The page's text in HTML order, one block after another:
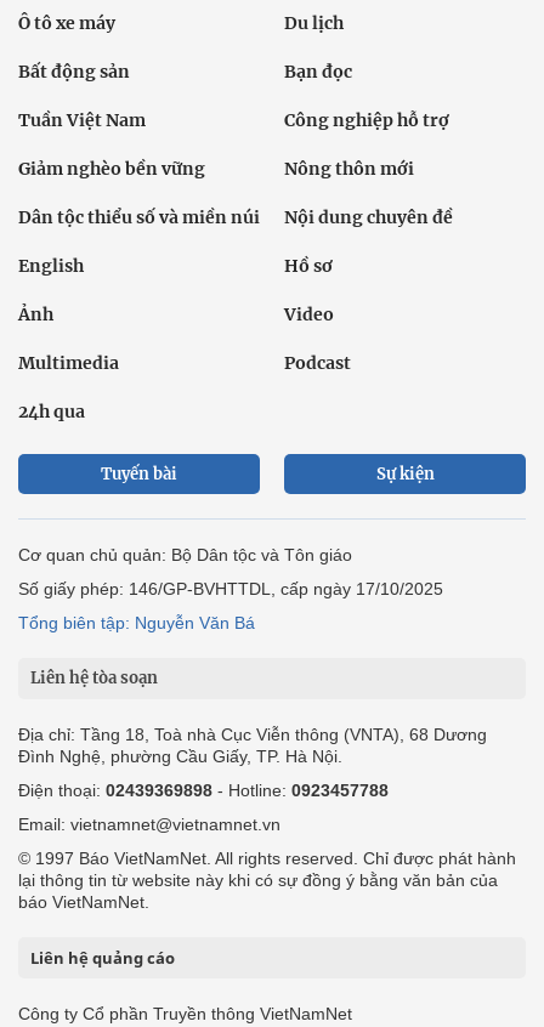
Ô tô xe máy Du lịch
Bất động sản Bạn đọc
Tuần Việt Nam Công nghiệp hỗ trợ
Giảm nghèo bền vững Nông thôn mới
Dân tộc thiểu số và miền núi Nội dung chuyên đề
English Hồ sơ
Ảnh Video
Multimedia Podcast
24h qua
Tuyến bài Sự kiện
Cơ quan chủ quản: Bộ Dân tộc và Tôn giáo
Số giấy phép: 146/GP-BVHTTDL, cấp ngày 17/10/2025
Tổng biên tập: Nguyễn Văn Bá
Liên hệ tòa soạn
Địa chỉ: Tầng 18, Toà nhà Cục Viễn thông (VNTA), 68 Dương
Đình Nghệ, phường Cầu Giấy, TP. Hà Nội.
Điện thoại: 02439369898 - Hotline: 0923457788
Email: vietnamnet@vietnamnet.vn
© 1997 Báo VietNamNet. All rights reserved. Chỉ được phát hành
lại thông tin từ website này khi có sự đồng ý bằng văn bản của
báo VietNamNet.
Liên hệ quảng cáo
Công ty Cổ phần Truyền thông VietNamNet